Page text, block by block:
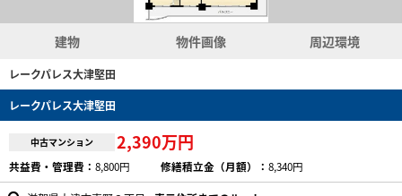
建物 物件画像 周辺環境
レークパレス大津堅田
レークパレス大津堅田
中古マンション 2,390万円
共益費・管理費： 8,800円 修繕積立金（月額）：8,340円